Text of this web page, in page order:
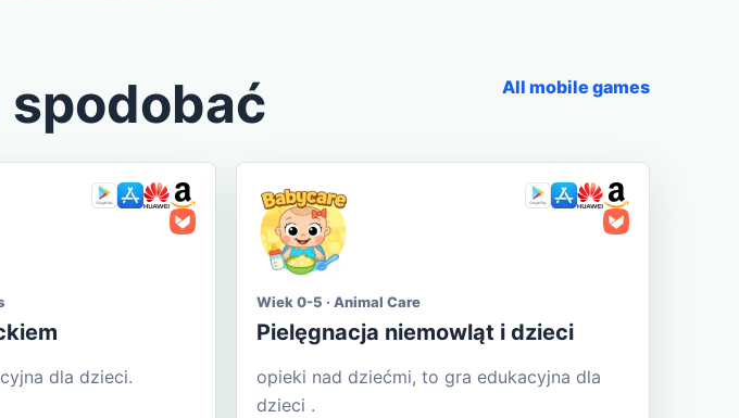
spodobać All mobile games
dla dzieci.
Wiek 0-5 · Animal Care
Pielęgnacja niemowląt i dzieci
opieki nad dziećmi, to gra edukacyjna dla
dzieci .